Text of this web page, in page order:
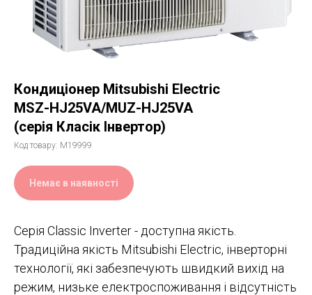
Кондиціонер Mitsubishi Electric
MSZ-HJ25VA/MUZ-HJ25VA
(серія Класік Інвертор)
Код товару: M19999
Немає в наявності
Серія Classic Inverter - доступна якість.
Традиційна якість Mitsubishi Electric, інверторні
технології, які забезпечують швидкий вихід на
режим, низьке електроспоживання і відсутність